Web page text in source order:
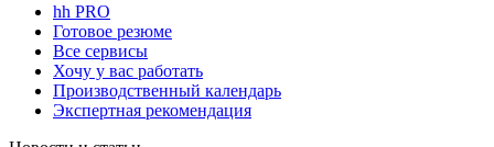
hh PRO
Готовое резюме
Все сервисы
Хочу у вас работать
Производственный календарь
Экспертная рекомендация